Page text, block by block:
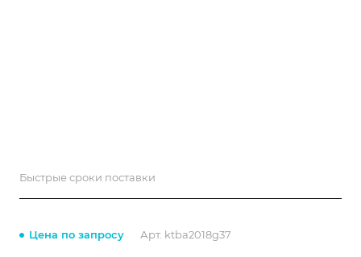
Быстрые сроки поставки
Цена по запросу Арт. ktba2018g37